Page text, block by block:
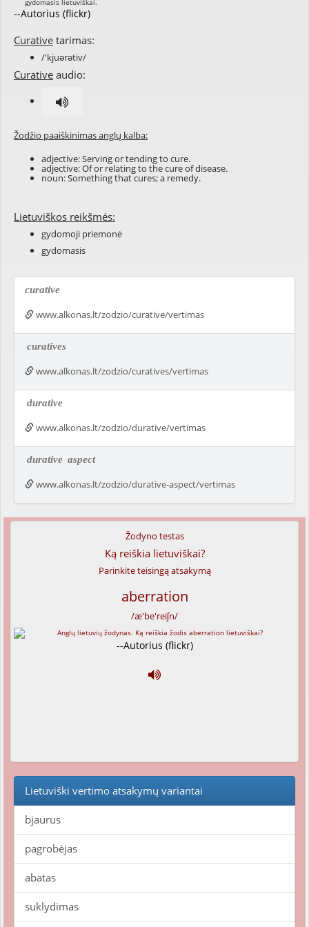
--Autorius (flickr)
Curative tarimas:
/'kjuərətiv/
Curative audio:
Žodžio paaiškinimas anglų kalba:
adjective: Serving or tending to cure.
adjective: Of or relating to the cure of disease.
noun: Something that cures; a remedy.
Lietuviškos reikšmės:
gydomoji priemonė
gydomasis
curative
www.alkonas.lt/zodzio/curative/vertimas
curatives
www.alkonas.lt/zodzio/curatives/vertimas
durative
www.alkonas.lt/zodzio/durative/vertimas
durative aspect
www.alkonas.lt/zodzio/durative-aspect/vertimas
Žodyno testas
Ką reiškia lietuviškai?
Parinkite teisingą atsakymą
aberration
/æ'be'reiʃn/
--Autorius (flickr)
Lietuviški vertimo atsakymų variantai
bjaurus
pagrobėjas
abatas
suklydimas